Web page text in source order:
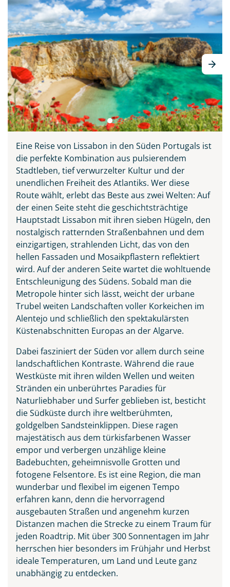
Eine Reise von Lissabon in den Süden Portugals ist
die perfekte Kombination aus pulsierendem
Stadtleben, tief verwurzelter Kultur und der
unendlichen Freiheit des Atlantiks. Wer diese
Route wählt, erlebt das Beste aus zwei Welten: Auf
der einen Seite steht die geschichtsträchtige
Hauptstadt Lissabon mit ihren sieben Hügeln, den
nostalgisch ratternden Straßenbahnen und dem
einzigartigen, strahlenden Licht, das von den
hellen Fassaden und Mosaikpflastern reflektiert
wird. Auf der anderen Seite wartet die wohltuende
Entschleunigung des Südens. Sobald man die
Metropole hinter sich lässt, weicht der urbane
Trubel weiten Landschaften voller Korkeichen im
Alentejo und schließlich den spektakulärsten
Küstenabschnitten Europas an der Algarve.
Dabei fasziniert der Süden vor allem durch seine
landschaftlichen Kontraste. Während die raue
Westküste mit ihren wilden Wellen und weiten
Stränden ein unberührtes Paradies für
Naturliebhaber und Surfer geblieben ist, besticht
die Südküste durch ihre weltberühmten,
goldgelben Sandsteinklippen. Diese ragen
majestätisch aus dem türkisfarbenen Wasser
empor und verbergen unzählige kleine
Badebuchten, geheimnisvolle Grotten und
fotogene Felsentore. Es ist eine Region, die man
wunderbar und flexibel im eigenen Tempo
erfahren kann, denn die hervorragend
ausgebauten Straßen und angenehm kurzen
Distanzen machen die Strecke zu einem Traum für
jeden Roadtrip. Mit über 300 Sonnentagen im Jahr
herrschen hier besonders im Frühjahr und Herbst
ideale Temperaturen, um Land und Leute ganz
unabhängig zu entdecken.